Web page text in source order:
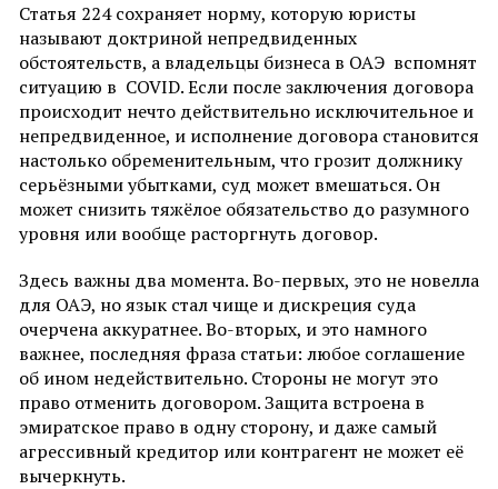
Статья 224 сохраняет норму, которую юристы
называют доктриной непредвиденных
обстоятельств, а владельцы бизнеса в ОАЭ вспомнят
ситуацию в COVID. Если после заключения договора
происходит нечто действительно исключительное и
непредвиденное, и исполнение договора становится
настолько обременительным, что грозит должнику
серьёзными убытками, суд может вмешаться. Он
может снизить тяжёлое обязательство до разумного
уровня или вообще расторгнуть договор.
Здесь важны два момента. Во-первых, это не новелла
для ОАЭ, но язык стал чище и дискреция суда
очерчена аккуратнее. Во-вторых, и это намного
важнее, последняя фраза статьи: любое соглашение
об ином недействительно. Стороны не могут это
право отменить договором. Защита встроена в
эмиратское право в одну сторону, и даже самый
агрессивный кредитор или контрагент не может её
вычеркнуть.